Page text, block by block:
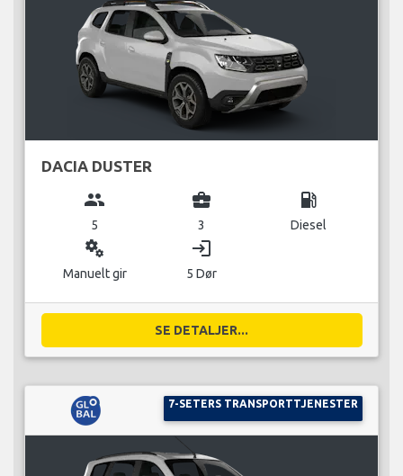
DACIA DUSTER
group
5
business_center
3
local_gas_station
Diesel
miscellaneous_services
Manuelt gir
login
5 Dør
SE DETALJER...
7-SETERS TRANSPORTTJENESTER